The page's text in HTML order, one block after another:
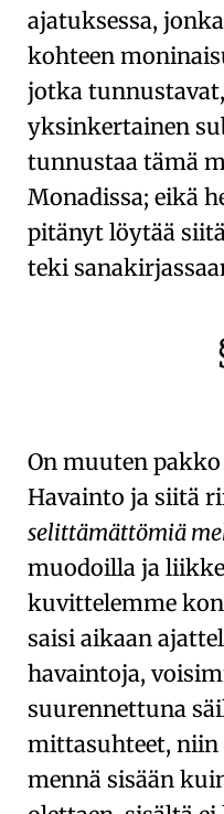
ajatuksessa,
kohteen
jotka
yksinkertainen
tunnustaa tämä
Monadissa; eikä
pitänyt löytää
teki
On muuten
Havainto ja siitä
selittämättömiä
muodoilla ja
kuvittelemme
saisi aikaan
havaintoja,
suurennettuna
mittasuhteet, niin
mennä sisään